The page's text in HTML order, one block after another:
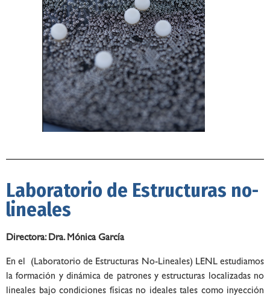
Laboratorio de Estructuras no-
lineales
Directora: Dra. Mónica García
En el (Laboratorio de Estructuras No-Lineales) LENL estudiamos
la formación y dinámica de patrones y estructuras localizadas no
lineales bajo condiciones físicas no ideales tales como inyección